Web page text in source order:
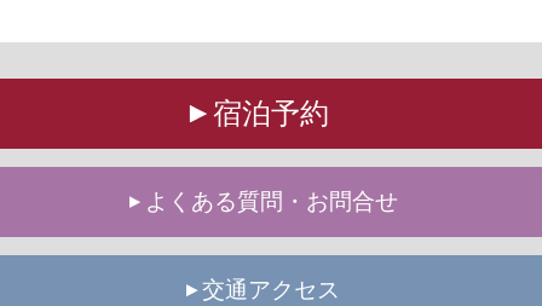
宿泊予約
よくある質問・お問合せ
交通アクセス